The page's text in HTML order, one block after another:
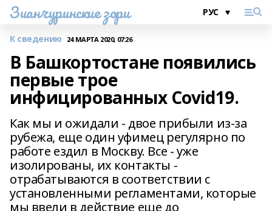
Зианчуринские зори
К сведению 24 МАРТА 2020, 07:26
В Башкортостане появились
первые трое
инфицированных Covid19.
Как мы и ожидали - двое прибыли из-за
рубежа, еще один уфимец регулярно по
работе ездил в Москву. Все - уже
изолированы, их контакты -
отрабатываются в соответствии с
установленными регламентами, которые
мы ввели в действие еще до